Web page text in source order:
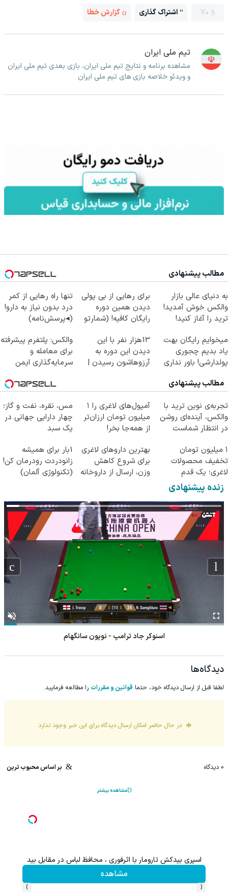
70 اشتراک گذاری گزارش خطا
تیم ملی ایران
مشاهده برنامه و نتایج تیم ملی ایران، بازی بعدی تیم ملی ایران
و ویدئو خلاصه بازی های تیم ملی ایران
مطالب پیشنهادی
به دنیای عالی بازار
والکس خوش آمدید!
ترید را آغاز کنید!
برای رهایی از بی پولی
دیدن همین دوره
رایگان کافیه! (شمارتو
تنها راه رهایی از کمر
درد بدون نیاز به دارو!
(◂پرسش‌نامه)
میخوایم رایگان بهت
یاد بدیم چجوری
پولدارشی! باور نداری
13هزار نفر با این
دیدن این دوره به
آرزوهاشون رسیدن |
والکس: پلتفرم پیشرفته
برای معامله و
سرمایه‌گذاری ایمن
مطالب پیشنهادی
تجربه‌ی نوین ترید با
والکس، آینده‌ای روشن
در انتظار شماست
آمپول‌های لاغری را ۱
میلیون تومان ارزان‌تر
از همه‌جا بخر!
مس، نقره، نفت و گاز؛
چهار دارایی جهانی در
یک سبد
۱ میلیون تومان
تخفیف محصولات
لاغری؛ یک قدم
نزدیک‌تر به شروع
کاهش وزن
بهترین داروهای لاغری
برای شروع کاهش
وزن، ارسال از داروخانه
1بار برای همیشه
زانودردت رودرمان کن!
(تکنولوژی آلمان)
زنده پیشنهادی
اسنوکر جاد ترامپ - نوپون سانگهام
دیدگاه‌ها
لطفا قبل از ارسال دیدگاه خود، حتما قوانین و مقررات را مطالعه فرمایید.
در حال حاضر امکان ارسال دیدگاه برای این خبر وجود ندارد.
0 دیدگاه بر اساس محبوب ترین
مشاهده بیشتر
اسپری بیدکش تارومار با اثرفوری ، محافظ لباس در مقابل بید
مشاهده
‹
›